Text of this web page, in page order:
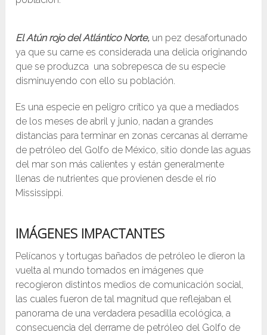
El Atún rojo del Atlántico Norte, un pez desafortunado
ya que su carne es considerada una delicia originando
que se produzca una sobrepesca de su especie
disminuyendo con ello su población.
Es una especie en peligro crítico ya que a mediados
de los meses de abril y junio, nadan a grandes
distancias para terminar en zonas cercanas al derrame
de petróleo del Golfo de México, sitio donde las aguas
del mar son más calientes y están generalmente
llenas de nutrientes que provienen desde el río
Mississippi.
IMÁGENES IMPACTANTES
Pelícanos y tortugas bañados de petróleo le dieron la
vuelta al mundo tomados en imágenes que
recogieron distintos medios de comunicación social,
las cuales fueron de tal magnitud que reflejaban el
panorama de una verdadera pesadilla ecológica, a
consecuencia del derrame de petróleo del Golfo de